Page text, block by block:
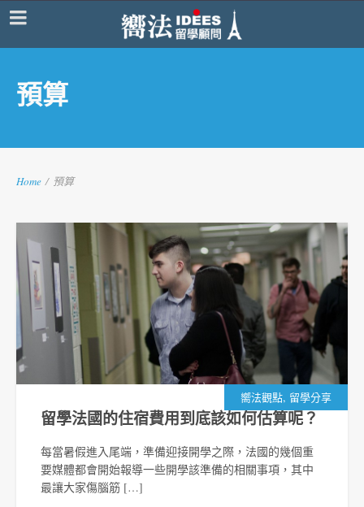
預算
Home / 預算
嚮法觀點, 留學分享
留學法國的住宿費用到底該如何估算呢？
每當暑假進入尾端，準備迎接開學之際，法國的幾個重
要媒體都會開始報導一些開學該準備的相關事項，其中
最讓大家傷腦筋 […]